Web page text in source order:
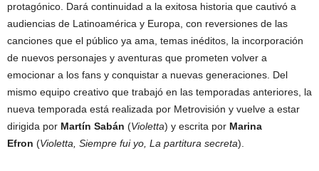
protagónico. Dará continuidad a la exitosa historia que cautivó a
audiencias de Latinoamérica y Europa, con reversiones de las
canciones que el público ya ama, temas inéditos, la incorporación
de nuevos personajes y aventuras que prometen volver a
emocionar a los fans y conquistar a nuevas generaciones. Del
mismo equipo creativo que trabajó en las temporadas anteriores, la
nueva temporada está realizada por Metrovisión y vuelve a estar
dirigida por Martín Sabán (Violetta) y escrita por Marina
Efron (Violetta, Siempre fui yo, La partitura secreta).